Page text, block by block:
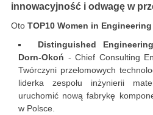
innowacyjność i odwagę w
Oto TOP10 Women in Engineering
Distinguished
Dorn-Okoń - Chief Consulting
Twórczyni przełomowych
liderka zespołu inżynierii
uruchomić nową fabrykę
w Polsce.